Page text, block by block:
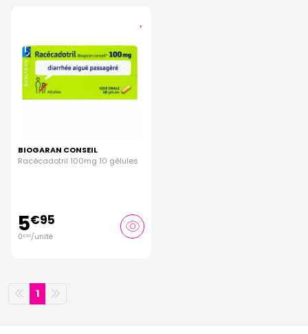
BIOGARAN CONSEIL
Racécadotril 100mg 10 gélules
5€95
0€60/unité
1